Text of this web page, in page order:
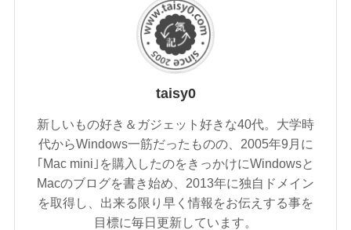
taisy0
新しいもの好き＆ガジェット好きな40代。大学時
代からWindows一筋だったものの、2005年9月に
｢Mac mini｣を購入したのをきっかけにWindowsと
Macのブログを書き始め、2013年に独自ドメイン
を取得し、出来る限り早く情報をお伝えする事を
目標に毎日更新しています。